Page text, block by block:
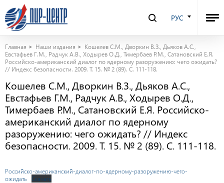
РУС
Главная Наши издания
Кошелев С.М., Дворкин В.З., Дьяков А.С.,
Евстафьев Г.М., Радчук А.В., Ходырев О.Д., Тимербаев Р.М., Сатановский Е.Я.
Российско-американский диалог по ядерному разоружению: чего ожидать?
// Индекс безопасности. 2009. Т. 15. № 2 (89). С. 111-118.
Кошелев С.М., Дворкин В.З., Дьяков А.С.,
Евстафьев Г.М., Радчук А.В., Ходырев О.Д.,
Тимербаев Р.М., Сатановский Е.Я. Российско-
американский диалог по ядерному
разоружению: чего ожидать? // Индекс
безопасности. 2009. Т. 15. № 2 (89). С. 111-118.
Российско-американский-диалог-по-ядерному-разоружению-чего-
ожидать
Скачать